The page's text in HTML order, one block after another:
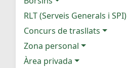
RLT (Serveis Generals i SPI)
Concurs de trasllats
Zona personal
Àrea privada